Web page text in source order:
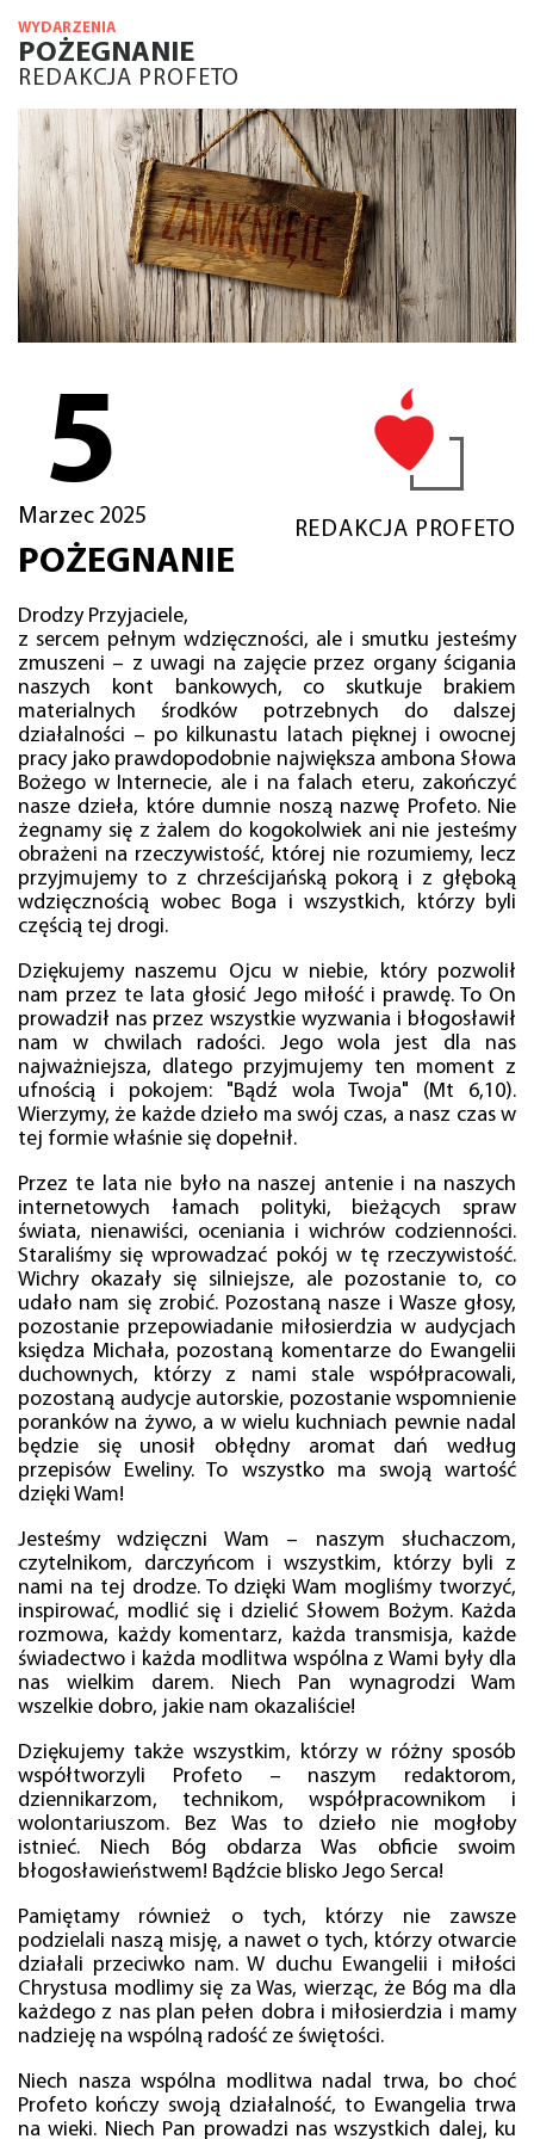
WYDARZENIA
POŻEGNANIE
REDAKCJA PROFETO
5
Marzec 2025
REDAKCJA PROFETO
POŻEGNANIE
Drodzy Przyjaciele,
z sercem pełnym wdzięczności, ale i smutku jesteśmy
zmuszeni – z uwagi na zajęcie przez organy ścigania
naszych kont bankowych, co skutkuje brakiem
materialnych środków potrzebnych do dalszej
działalności – po kilkunastu latach pięknej i owocnej
pracy jako prawdopodobnie największa ambona Słowa
Bożego w Internecie, ale i na falach eteru, zakończyć
nasze dzieła, które dumnie noszą nazwę Profeto. Nie
żegnamy się z żalem do kogokolwiek ani nie jesteśmy
obrażeni na rzeczywistość, której nie rozumiemy, lecz
przyjmujemy to z chrześcijańską pokorą i z głęboką
wdzięcznością wobec Boga i wszystkich, którzy byli
częścią tej drogi.
Dziękujemy naszemu Ojcu w niebie, który pozwolił
nam przez te lata głosić Jego miłość i prawdę. To On
prowadził nas przez wszystkie wyzwania i błogosławił
nam w chwilach radości. Jego wola jest dla nas
najważniejsza, dlatego przyjmujemy ten moment z
ufnością i pokojem: "Bądź wola Twoja" (Mt 6,10).
Wierzymy, że każde dzieło ma swój czas, a nasz czas w
tej formie właśnie się dopełnił.
Przez te lata nie było na naszej antenie i na naszych
internetowych łamach polityki, bieżących spraw
świata, nienawiści, oceniania i wichrów codzienności.
Staraliśmy się wprowadzać pokój w tę rzeczywistość.
Wichry okazały się silniejsze, ale pozostanie to, co
udało nam się zrobić. Pozostaną nasze i Wasze głosy,
pozostanie przepowiadanie miłosierdzia w audycjach
księdza Michała, pozostaną komentarze do Ewangelii
duchownych, którzy z nami stale współpracowali,
pozostaną audycje autorskie, pozostanie wspomnienie
poranków na żywo, a w wielu kuchniach pewnie nadal
będzie się unosił obłędny aromat dań według
przepisów Eweliny. To wszystko ma swoją wartość
dzięki Wam!
Jesteśmy wdzięczni Wam – naszym słuchaczom,
czytelnikom, darczyńcom i wszystkim, którzy byli z
nami na tej drodze. To dzięki Wam mogliśmy tworzyć,
inspirować, modlić się i dzielić Słowem Bożym. Każda
rozmowa, każdy komentarz, każda transmisja, każde
świadectwo i każda modlitwa wspólna z Wami były dla
nas wielkim darem. Niech Pan wynagrodzi Wam
wszelkie dobro, jakie nam okazaliście!
Dziękujemy także wszystkim, którzy w różny sposób
współtworzyli Profeto – naszym redaktorom,
dziennikarzom, technikom, współpracownikom i
wolontariuszom. Bez Was to dzieło nie mogłoby
istnieć. Niech Bóg obdarza Was obficie swoim
błogosławieństwem! Bądźcie blisko Jego Serca!
Pamiętamy również o tych, którzy nie zawsze
podzielali naszą misję, a nawet o tych, którzy otwarcie
działali przeciwko nam. W duchu Ewangelii i miłości
Chrystusa modlimy się za Was, wierząc, że Bóg ma dla
każdego z nas plan pełen dobra i miłosierdzia i mamy
nadzieję na wspólną radość ze świętości.
Niech nasza wspólna modlitwa nadal trwa, bo choć
Profeto kończy swoją działalność, to Ewangelia trwa
na wieki. Niech Pan prowadzi nas wszystkich dalej, ku